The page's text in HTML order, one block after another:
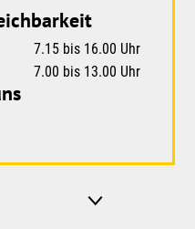
7.15 bis 16.00 Uhr
7.00 bis 13.00 Uhr